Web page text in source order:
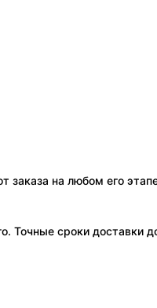
заказа на любом его
Точные сроки доставки